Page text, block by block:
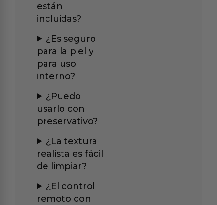
están
incluidas?
¿Es seguro
para la piel y
para uso
interno?
¿Puedo
usarlo con
preservativo?
¿La textura
realista es fácil
de limpiar?
¿El control
remoto con